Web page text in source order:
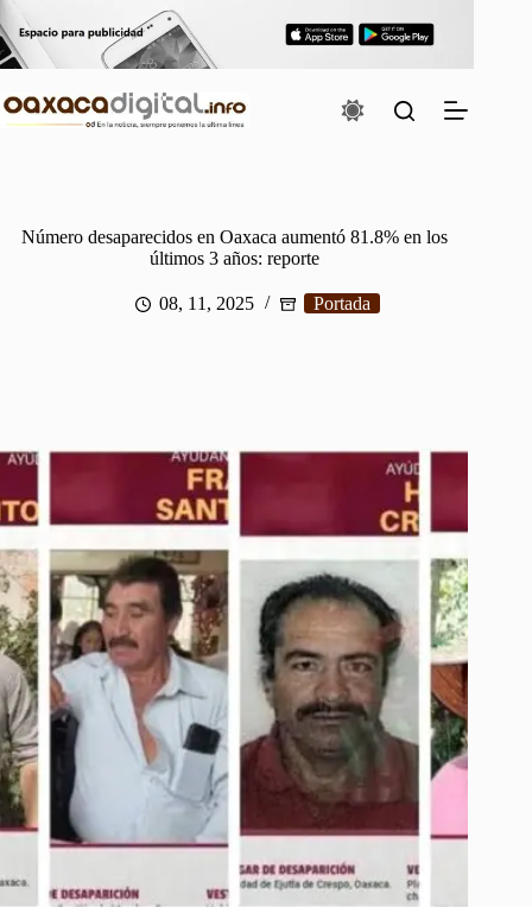
al
contenido
Número desaparecidos en Oaxaca aumentó 81.8% en los
últimos 3 años: reporte
08, 11, 2025 Portada